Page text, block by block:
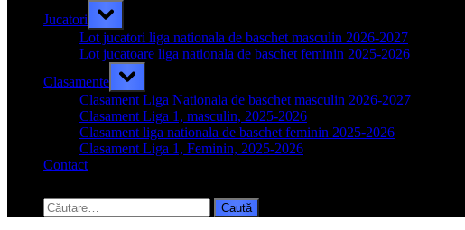
Jucatori
Toggle
sub-
menu
Lot jucatori liga nationala de baschet masculin 2026-2027
Lot jucatoare liga nationala de baschet feminin 2025-2026
Clasamente
Toggle
sub-
menu
Clasament Liga Nationala de baschet masculin 2026-2027
Clasament Liga 1, masculin, 2025-2026
Clasament liga nationala de baschet feminin 2025-2026
Clasament Liga 1, Feminin, 2025-2026
Contact
search
form
Caută
după: